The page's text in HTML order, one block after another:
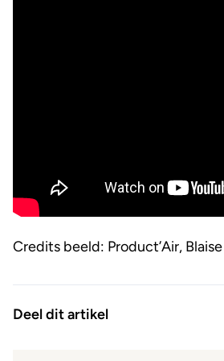
Credits beeld: Product’Air,
Deel dit artikel